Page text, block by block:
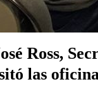
Ross,
las